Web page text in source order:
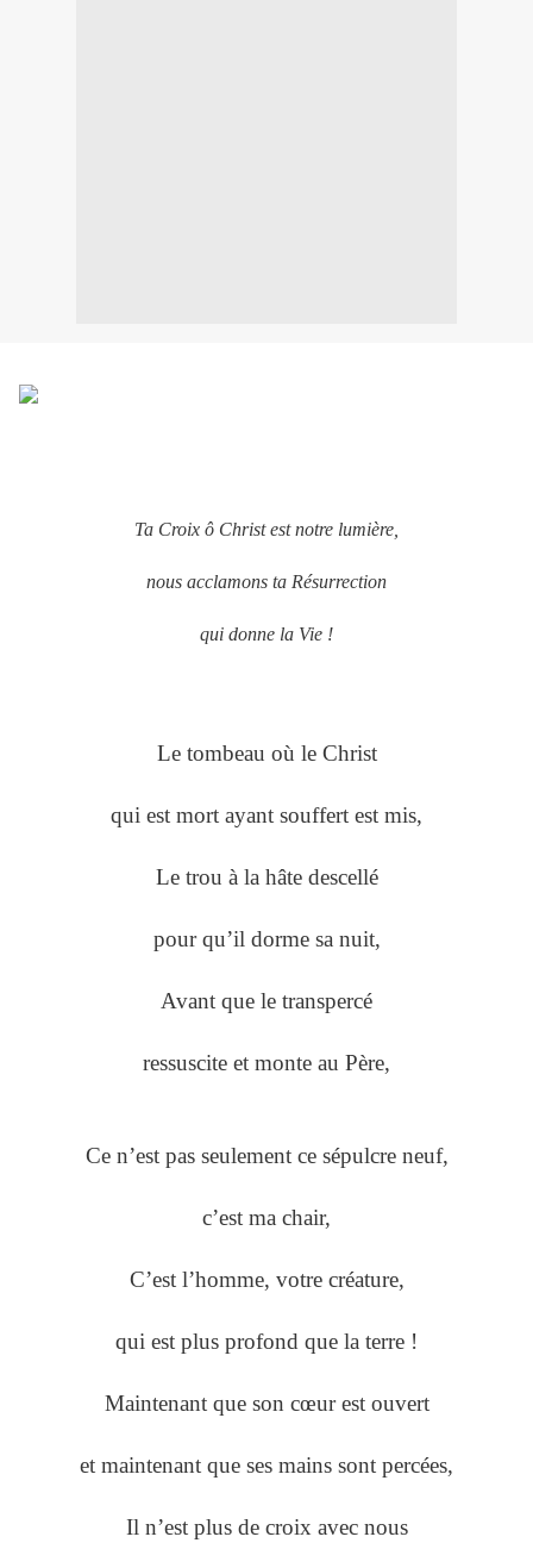
Ta Croix ô Christ est notre lumière,
nous acclamons ta Résurrection
qui donne la Vie !
Le tombeau où le Christ
qui est mort ayant souffert est mis,
Le trou à la hâte descellé
pour qu’il dorme sa nuit,
Avant que le transpercé
ressuscite et monte au Père,
Ce n’est pas seulement ce sépulcre neuf,
c’est ma chair,
C’est l’homme, votre créature,
qui est plus profond que la terre !
Maintenant que son cœur est ouvert
et maintenant que ses mains sont percées,
Il n’est plus de croix avec nous